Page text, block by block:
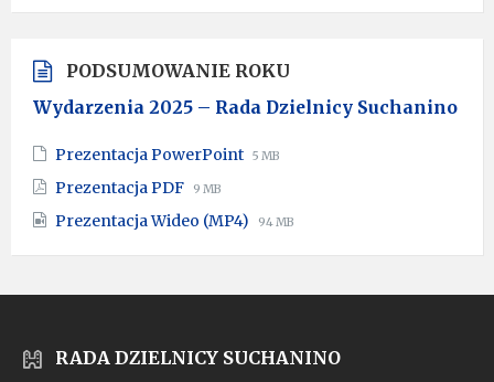
PODSUMOWANIE ROKU
Wydarzenia 2025 – Rada Dzielnicy Suchanino
Prezentacja PowerPoint File
File
5 MB
Prezentacja PDF File
pdf
File
9 MB
Prezentacja Wideo (MP4) File
mp4
File
94 MB
RADA DZIELNICY SUCHANINO